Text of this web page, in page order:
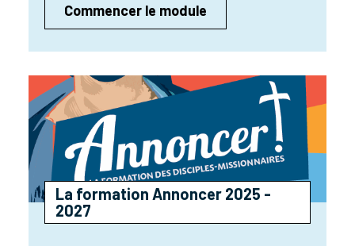
Commencer le module
La formation Annoncer 2025 -
2027